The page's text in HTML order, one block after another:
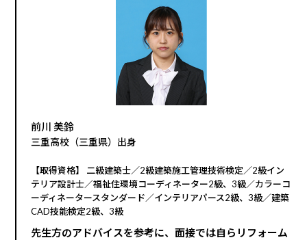
前川 美鈴
三重高校（三重県）出身
【取得資格】 二級建築士／2級建築施工管理技術検定／2級イン
テリア設計士／福祉住環境コーディネーター2級、3級／カラーコ
ーディネータースタンダード／インテリアパース2級、3級／建築
CAD技能検定2級、3級
先生方のアドバイスを参考に、面接では自らリフォーム